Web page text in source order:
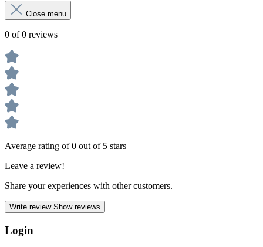
Close menu
0 of 0 reviews
Average rating of 0 out of 5 stars
Leave a review!
Share your experiences with other customers.
Write review Show reviews
Login